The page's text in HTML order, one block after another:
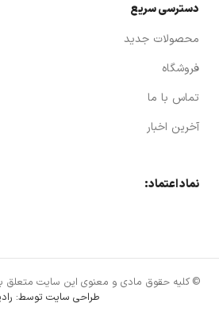
دسترسی سریع
محصولات جدید
فروشگاه
تماس با ما
آخرین اخبار
نماد اعتماد:
© کلیه حقوق مادی و معنوی این سایت متعلق
طراحی سایت توسط: